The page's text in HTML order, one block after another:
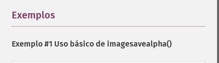
Exemplos
Exemplo #1 Uso básico de imagesavealpha()